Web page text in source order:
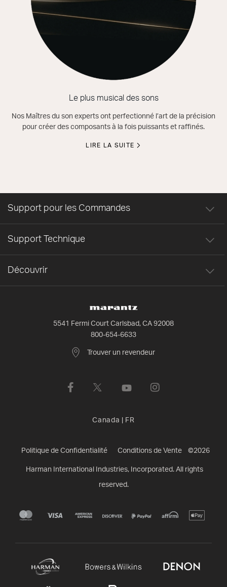
Le plus musical des sons
Nos Maîtres du son experts ont perfectionné l’art de la précision
pour créer des composants à la fois puissants et raffinés.
LIRE LA SUITE
5541 Fermi Court Carlsbad, CA 92008
800-654-6633
Trouver un revendeur
Support pour les Commandes
Support Technique
Découvrir
Canada FR
Politique de Confidentialité Conditions de Vente ©2026
Harman International Industries, Incorporated. All rights
reserved.